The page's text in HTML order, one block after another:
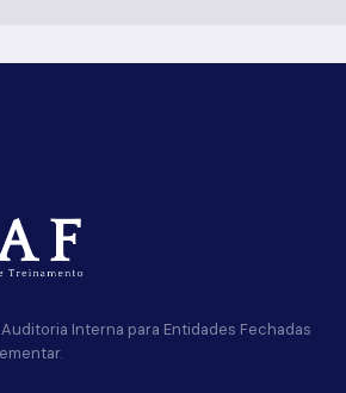
Interna para Entidades Fechadas